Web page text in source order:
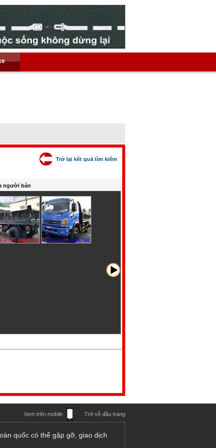
Trở lại kết quả tìm kiếm
người bán
Xem trên mobile Trở về đầu trang
quốc có thể gặp gỡ, giao dịch